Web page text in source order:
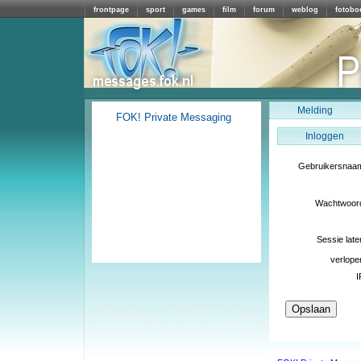
frontpage sport games film forum weblog
Melding
Inloggen
Sessie
FOK! Private Messaging